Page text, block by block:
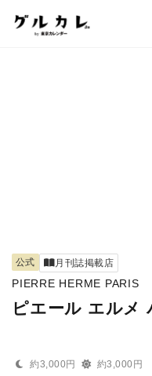
公式 月刊誌掲載店
PIERRE HERME PARIS
ピエール エルメ
約3,000円
約3,000円